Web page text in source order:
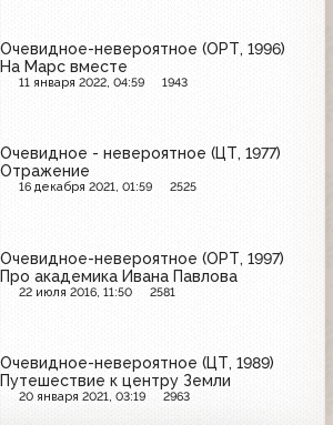
Очевидное-невероятное (ОРТ, 1996)
На Марс вместе
11 января 2022, 04:59 1943
Очевидное - невероятное (ЦТ, 1977)
Отражение
16 декабря 2021, 01:59 2525
Очевидное-невероятное (ОРТ, 1997)
Про академика Ивана Павлова
22 июля 2016, 11:50 2581
Очевидное-невероятное (ЦТ, 1989)
Путешествие к центру Земли
20 января 2021, 03:19 2963